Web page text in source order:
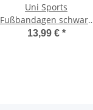
Uni Sports
Fußbandagen schwarz
XL
13,99 € *